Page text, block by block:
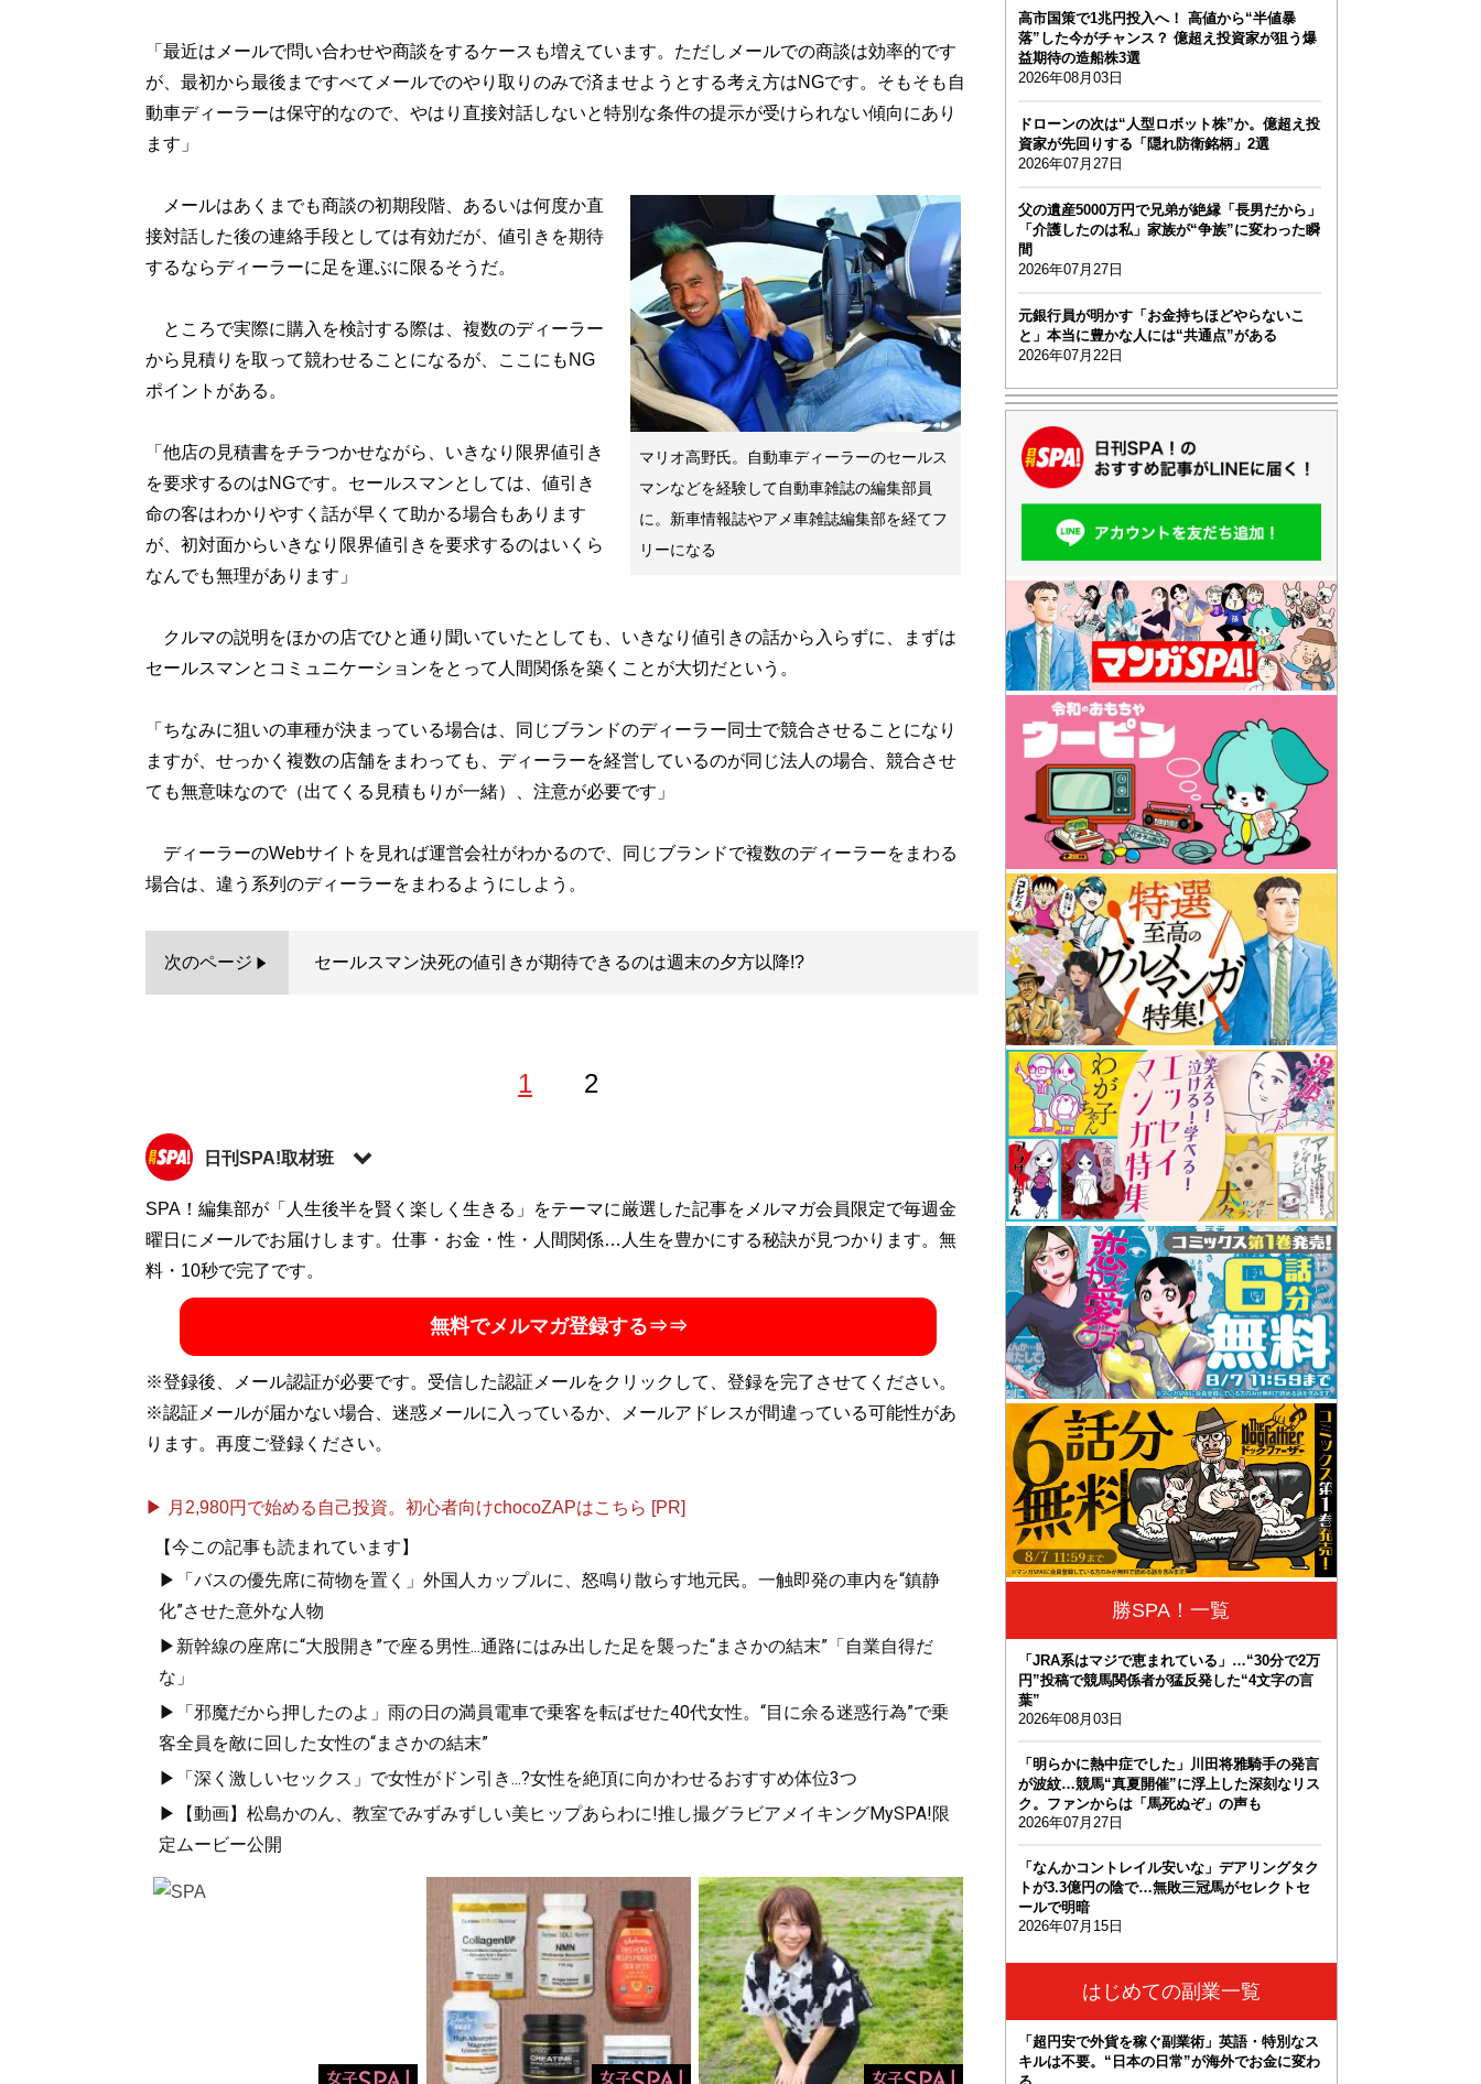
「最近はメールで問い合わせや商談をするケースも増えています。ただしメールでの商談は効率的です
が、最初から最後まですべてメールでのやり取りのみで済ませようとする考え方はNGです。そもそも自
動車ディーラーは保守的なので、やはり直接対話しないと特別な条件の提示が受けられない傾向にあり
ます」
マリオ高野氏。自動車ディーラーのセールス
マンなどを経験して自動車雑誌の編集部員
に。新車情報誌やアメ車雑誌編集部を経てフ
リーになる
メールはあくまでも商談の初期段階、あるいは何度か直
接対話した後の連絡手段としては有効だが、値引きを期待
するならディーラーに足を運ぶに限るそうだ。
ところで実際に購入を検討する際は、複数のディーラー
から見積りを取って競わせることになるが、ここにもNG
ポイントがある。
「他店の見積書をチラつかせながら、いきなり限界値引き
を要求するのはNGです。セールスマンとしては、値引き
命の客はわかりやすく話が早くて助かる場合もあります
が、初対面からいきなり限界値引きを要求するのはいくら
なんでも無理があります」
クルマの説明をほかの店でひと通り聞いていたとしても、いきなり値引きの話から入らずに、まずは
セールスマンとコミュニケーションをとって人間関係を築くことが大切だという。
「ちなみに狙いの車種が決まっている場合は、同じブランドのディーラー同士で競合させることになり
ますが、せっかく複数の店舗をまわっても、ディーラーを経営しているのが同じ法人の場合、競合させ
ても無意味なので（出てくる見積もりが一緒）、注意が必要です」
ディーラーのWebサイトを見れば運営会社がわかるので、同じブランドで複数のディーラーをまわる
場合は、違う系列のディーラーをまわるようにしよう。
次のページ セールスマン決死の値引きが期待できるのは週末の夕方以降!?
1 2
日刊SPA!取材班
記事一覧へ
SPA！編集部が「人生後半を賢く楽しく生きる」をテーマに厳選した記事をメルマガ会員限定で毎週金
曜日にメールでお届けします。仕事・お金・性・人間関係…人生を豊かにする秘訣が見つかります。無
料・10秒で完了です。
無料でメルマガ登録する⇒⇒
※登録後、メール認証が必要です。受信した認証メールをクリックして、登録を完了させてください。
※認証メールが届かない場合、迷惑メールに入っているか、メールアドレスが間違っている可能性があ
ります。再度ご登録ください。
▶ 月2,980円で始める自己投資。初心者向けchocoZAPはこちら [PR]
【今この記事も読まれています】
▶「バスの優先席に荷物を置く」外国人カップルに、怒鳴り散らす地元民。一触即発の車内を“鎮静
化”させた意外な人物
▶新幹線の座席に“大股開き”で座る男性...通路にはみ出した足を襲った“まさかの結末”「自業自得だ
な」
▶「邪魔だから押したのよ」雨の日の満員電車で乗客を転ばせた40代女性。“目に余る迷惑行為”で乗
客全員を敵に回した女性の“まさかの結末”
▶「深く激しいセックス」で女性がドン引き...?女性を絶頂に向かわせるおすすめ体位3つ
▶【動画】松島かのん、教室でみずみずしい美ヒップあらわに!推し撮グラビアメイキングMySPA!限
定ムービー公開
高市国策で1兆円投入へ！ 高値から“半値暴
落”した今がチャンス？ 億超え投資家が狙う爆
益期待の造船株3選
2026年08月03日
ドローンの次は“人型ロボット株”か。億超え投
資家が先回りする「隠れ防衛銘柄」2選
2026年07月27日
父の遺産5000万円で兄弟が絶縁「長男だから」
「介護したのは私」家族が“争族”に変わった瞬
間
2026年07月27日
元銀行員が明かす「お金持ちほどやらないこ
と」本当に豊かな人には“共通点”がある
2026年07月22日
勝SPA！一覧
「JRA系はマジで恵まれている」…“30分で2万
円”投稿で競馬関係者が猛反発した“4文字の言
葉”
2026年08月03日
「明らかに熱中症でした」川田将雅騎手の発言
が波紋…競馬“真夏開催”に浮上した深刻なリス
ク。ファンからは「馬死ぬぞ」の声も
2026年07月27日
「なんかコントレイル安いな」デアリングタク
トが3.3億円の陰で…無敗三冠馬がセレクトセ
ールで明暗
2026年07月15日
はじめての副業一覧
「超円安で外貨を稼ぐ副業術」英語・特別なス
キルは不要。“日本の日常”が海外でお金に変わ